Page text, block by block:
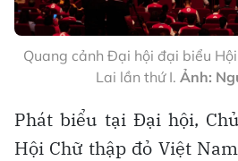
Quang cảnh Đại hội đại biểu
Lai lần thứ I. Ảnh:
Phát biểu tại Đại hội,
Hội Chữ thập đỏ Việt